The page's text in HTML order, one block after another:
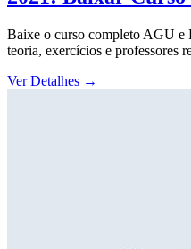
Baixe o curso completo AGU e
teoria, exercícios e professores
Ver Detalhes →